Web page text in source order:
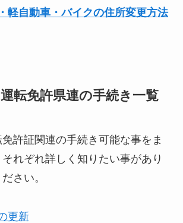
軽自動車・バイクの住所変更方法
運転免許県連の手続き一覧
許証関連の手続き可能な事をま
れぞれ詳しく知りたい事があり
さい。
更新